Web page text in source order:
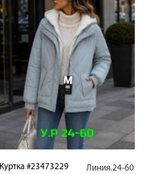
Куртка #23473229 Линия.24-60